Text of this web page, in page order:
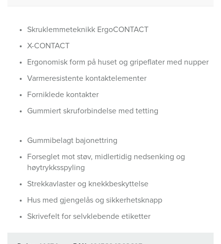
Skruklemmeteknikk ErgoCONTACT
X-CONTACT
Ergonomisk form på huset og gripeflater med nupper
Varmeresistente kontaktelementer
Forniklede kontakter
Gummiert skruforbindelse med tetting
Gummibelagt bajonettring
Forseglet mot støv, midlertidig nedsenking og
høytrykksspyling
Strekkavlaster og knekkbeskyttelse
Hus med gjengelås og sikkerhetsknapp
Skrivefelt for selvklebende etiketter